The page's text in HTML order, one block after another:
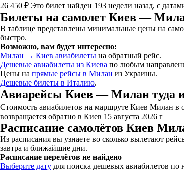
26 450 ₽ Это билет найден 193 недели назад, с
Билеты на самолет Киев —
В таблице представлены минимальные цены на
быстро.
Возможно, вам будет интересно:
Милан → Киев авиабилеты на обратный рейс.
Дешевые авиабилеты из Киева по любым
Цены на прямые рейсы в Милан из Украины.
Дешевые билеты в Италию.
Авиарейсы Киев — Милан туда и
Стоимость авиабилетов на маршруте Киев Милан в
возвращается обратно в Киев 15 августа 2026 г
Расписание самолётов Киев
Из расписания вы узнаете во сколько вылетают
завтра и ближайшие дни.
Расписание перелётов не найдено
Выберите дату для поиска дешевых авиабилетов по